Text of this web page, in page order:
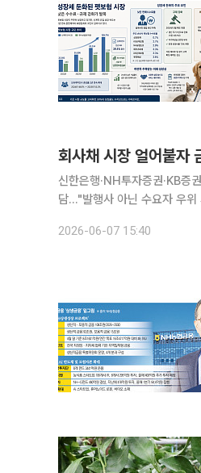
회사채 시장 얼어붙자
신한은행·NH투자증권·KB증
담…"발행사 아닌 수요자 우위 시장" 고금리 상황이 어이지면서 회사채 발행 물량이 급감한 가운데 금융사들이 이달
2026-06-07 15:40